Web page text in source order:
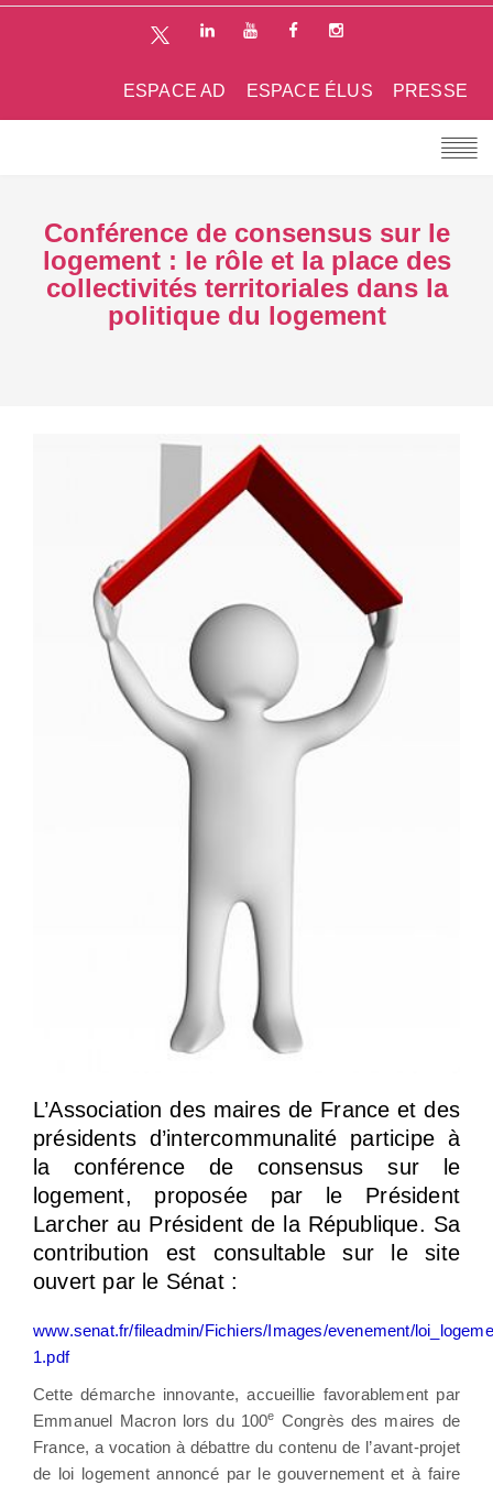
PRESSE
ESPACE ÉLUS
ESPACE AD
Conférence de consensus sur le
logement : le rôle et la place des
collectivités territoriales dans la
politique du logement
L’Association des maires de France et des
présidents d’intercommunalité participe à
la conférence de consensus sur le
logement, proposée par le Président
Larcher au Président de la République. Sa
contribution est consultable sur le site
ouvert par le Sénat :
www.senat.fr/fileadmin/Fichiers/Images/evenement/
1.pdf
Cette démarche innovante, accueillie favorablement par
Emmanuel Macron lors du 100e Congrès des maires de
France, a vocation à débattre du contenu de l’avant-projet
de loi logement annoncé par le gouvernement et à faire